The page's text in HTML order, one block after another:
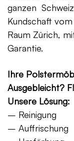
ganzen
Kundschaft
Raum Zürich,
Garantie.
Ihre
Ausgebleicht?
Unsere Lösung:
– Reinigung
– Auffrischung